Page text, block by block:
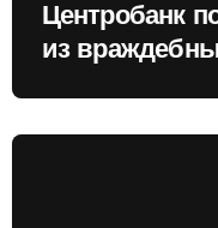
Центробанк
из